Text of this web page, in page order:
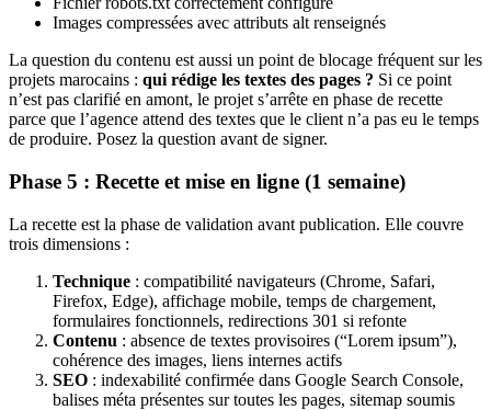
Images compressées avec attributs alt renseignés
La question du contenu est aussi un point de blocage fréquent sur les
projets marocains : qui rédige les textes des pages ? Si ce point
n’est pas clarifié en amont, le projet s’arrête en phase de recette
parce que l’agence attend des textes que le client n’a pas eu le temps
de produire. Posez la question avant de signer.
Phase 5 : Recette et mise en ligne (1 semaine)
La recette est la phase de validation avant publication. Elle couvre
trois dimensions :
Technique : compatibilité navigateurs (Chrome, Safari,
Firefox, Edge), affichage mobile, temps de chargement,
formulaires fonctionnels, redirections 301 si refonte
Contenu : absence de textes provisoires (“Lorem ipsum”),
cohérence des images, liens internes actifs
SEO : indexabilité confirmée dans Google Search Console,
balises méta présentes sur toutes les pages, sitemap soumis